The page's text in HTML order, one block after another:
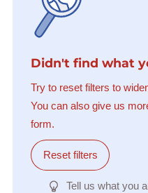
Didn't find what
Try to reset filters to
You can also give us
form.
Reset filters
Tell us what you